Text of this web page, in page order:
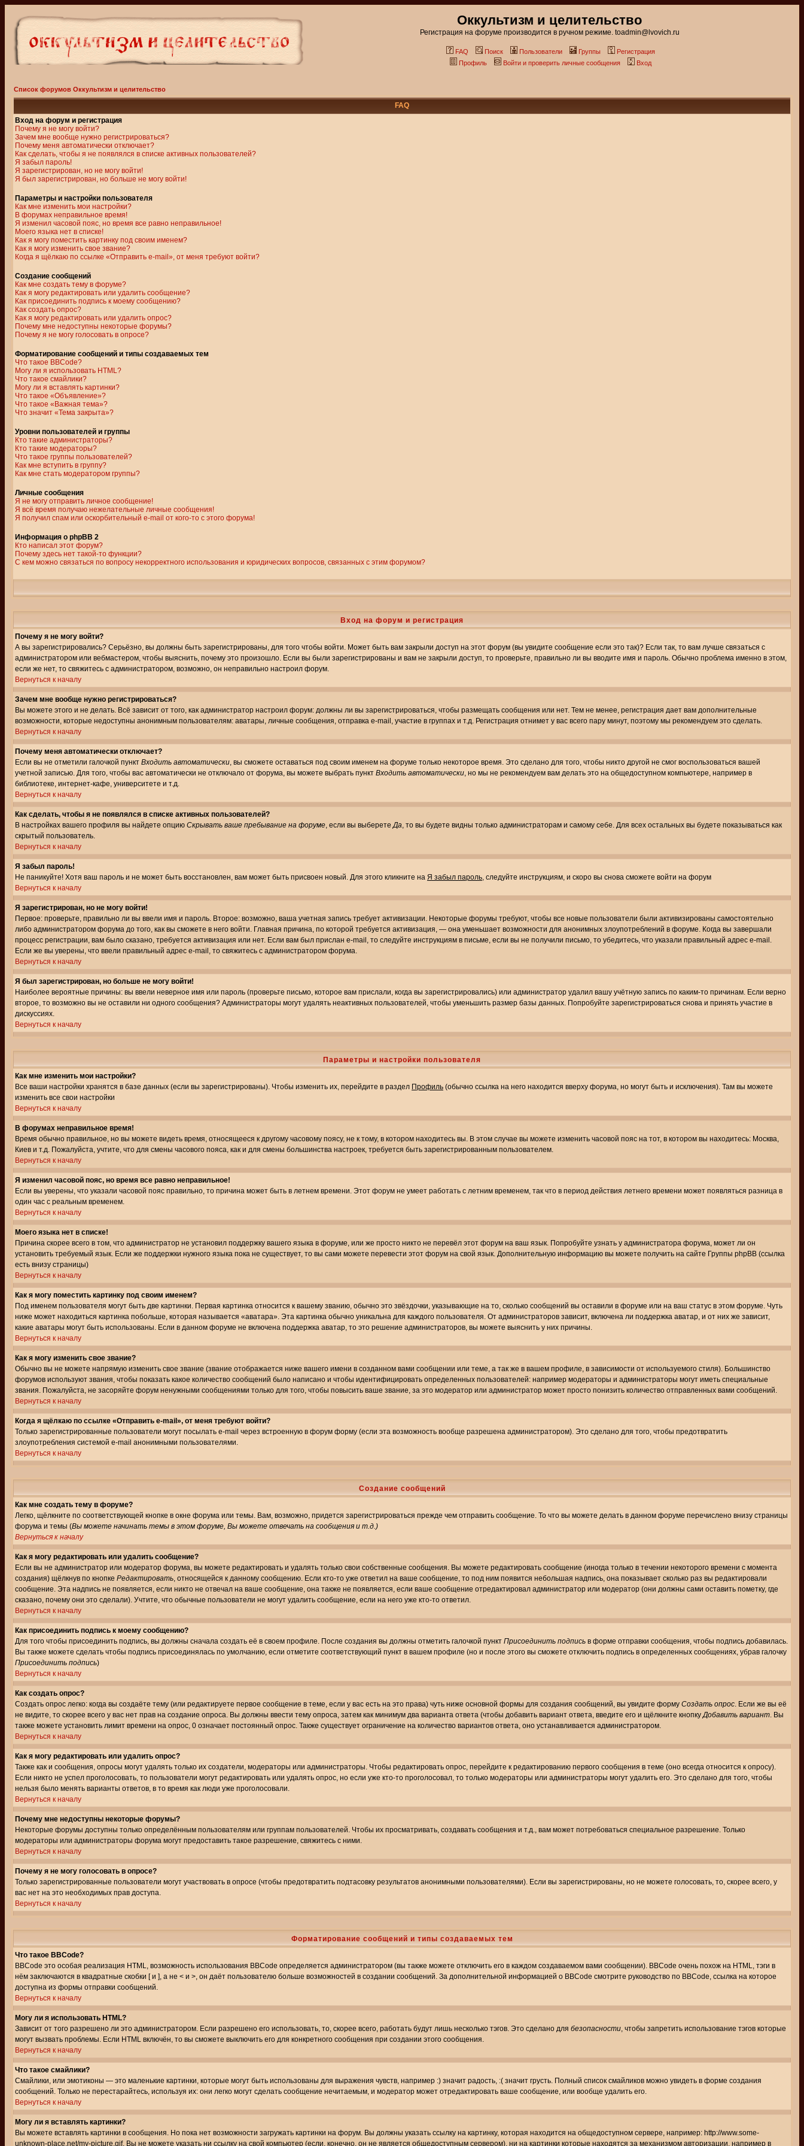
Оккультизм и целительство
Регистрация на форуме производится в ручном режиме. toadmin@lvovich.ru
FAQ Поиск Пользователи Группы
Регистрация
Профиль
Войти и проверить личные сообщения Вход
Список форумов Оккультизм и целительство
FAQ
Вход на форум и регистрация
Почему я не могу войти?
Зачем мне вообще нужно регистрироваться?
Почему меня автоматически отключает?
Как сделать, чтобы я не появлялся в списке активных пользователей?
Я забыл пароль!
Я зарегистрирован, но не могу войти!
Я был зарегистрирован, но больше не могу войти!
Параметры и настройки пользователя
Как мне изменить мои настройки?
В форумах неправильное время!
Я изменил часовой пояс, но время все равно неправильное!
Моего языка нет в списке!
Как я могу поместить картинку под своим именем?
Как я могу изменить свое звание?
Когда я щёлкаю по ссылке «Отправить e-mail», от меня требуют войти?
Создание сообщений
Как мне создать тему в форуме?
Как я могу редактировать или удалить сообщение?
Как присоединить подпись к моему сообщению?
Как создать опрос?
Как я могу редактировать или удалить опрос?
Почему мне недоступны некоторые форумы?
Почему я не могу голосовать в опросе?
Форматирование сообщений и типы создаваемых тем
Что такое BBCode?
Могу ли я использовать HTML?
Что такое смайлики?
Могу ли я вставлять картинки?
Что такое «Объявление»?
Что такое «Важная тема»?
Что значит «Тема закрыта»?
Уровни пользователей и группы
Кто такие администраторы?
Кто такие модераторы?
Что такое группы пользователей?
Как мне вступить в группу?
Как мне стать модератором группы?
Личные сообщения
Я не могу отправить личное сообщение!
Я всё время получаю нежелательные личные сообщения!
Я получил спам или оскорбительный e-mail от кого-то с этого форума!
Информация о phpBB 2
Кто написал этот форум?
Почему здесь нет такой-то функции?
С кем можно связаться по вопросу некорректного использования и юридических вопросов, связанных с этим форумом?
Вход на форум и регистрация
Почему я не могу войти?
А вы зарегистрировались? Серьёзно, вы должны быть зарегистрированы, для того чтобы войти. Может быть вам закрыли доступ на этот форум (вы увидите сообщение если это так)? Если так, то вам лучше связаться с
администратором или вебмастером, чтобы выяснить, почему это произошло. Если вы были зарегистрированы и вам не закрыли доступ, то проверьте, правильно ли вы вводите имя и пароль. Обычно проблема именно в этом,
если же нет, то свяжитесь с администратором, возможно, он неправильно настроил форум.
Вернуться к началу
Зачем мне вообще нужно регистрироваться?
Вы можете этого и не делать. Всё зависит от того, как администратор настроил форум: должны ли вы зарегистрироваться, чтобы размещать сообщения или нет. Тем не менее, регистрация дает вам дополнительные
возможности, которые недоступны анонимным пользователям: аватары, личные сообщения, отправка e-mail, участие в группах и т.д. Регистрация отнимет у вас всего пару минут, поэтому мы рекомендуем это сделать.
Вернуться к началу
Почему меня автоматически отключает?
Если вы не отметили галочкой пункт Входить автоматически, вы сможете оставаться под своим именем на форуме только некоторое время. Это сделано для того, чтобы никто другой не смог воспользоваться вашей
учетной записью. Для того, чтобы вас автоматически не отключало от форума, вы можете выбрать пункт Входить автоматически, но мы не рекомендуем вам делать это на общедоступном компьютере, например в
библиотеке, интернет-кафе, университете и т.д.
Вернуться к началу
Как сделать, чтобы я не появлялся в списке активных пользователей?
В настройках вашего профиля вы найдете опцию Скрывать ваше пребывание на форуме, если вы выберетеДа, то вы будете видны только администраторам и самому себе. Для всех остальных вы будете показываться как
скрытый пользователь.
Вернуться к началу
Я забыл пароль!
Не паникуйте! Хотя ваш пароль и не может быть восстановлен, вам может быть присвоен новый. Для этого кликните на Я забыл пароль, следуйте инструкциям, и скоро вы снова сможете войти на форум
Вернуться к началу
Я зарегистрирован, но не могу войти!
Первое: проверьте, правильно ли вы ввели имя и пароль. Второе: возможно, ваша учетная запись требует активизации. Некоторые форумы требуют, чтобы все новые пользователи были активизированы самостоятельно
либо администратором форума до того, как вы сможете в него войти. Главная причина, по которой требуется активизация, — она уменьшает возможности для анонимных злоупотреблений в форуме. Когда вы завершали
процесс регистрации, вам было сказано, требуется активизация или нет. Если вам был прислан e-mail, то следуйте инструкциям в письме, если вы не получили письмо, то убедитесь, что указали правильный адрес e-mail.
Если же вы уверены, что ввели правильный адрес e-mail, то свяжитесь с администратором форума.
Вернуться к началу
Я был зарегистрирован, но больше не могу войти!
Наиболее вероятные причины: вы ввели неверное имя или пароль (проверьте письмо, которое вам прислали, когда вы зарегистрировались) или администратор удалил вашу учётную запись по каким-то причинам. Если верно
второе, то возможно вы не оставили ни одного сообщения? Администраторы могут удалять неактивных пользователей, чтобы уменьшить размер базы данных. Попробуйте зарегистрироваться снова и принять участие в
дискуссиях.
Вернуться к началу
Параметры и настройки пользователя
Как мне изменить мои настройки?
Все ваши настройки хранятся в базе данных (если вы зарегистрированы). Чтобы изменить их, перейдите в раздел Профиль (обычно ссылка на него находится вверху форума, но могут быть и исключения). Там вы можете
изменить все свои настройки
Вернуться к началу
В форумах неправильное время!
Время обычно правильное, но вы можете видеть время, относящееся к другому часовому поясу, не к тому, в котором находитесь вы. В этом случае вы можете изменить часовой пояс на тот, в котором вы находитесь: Москва,
Киев и т.д. Пожалуйста, учтите, что для смены часового пояса, как и для смены большинства настроек, требуется быть зарегистрированным пользователем.
Вернуться к началу
Я изменил часовой пояс, но время все равно неправильное!
Если вы уверены, что указали часовой пояс правильно, то причина может быть в летнем времени. Этот форум не умеет работать с летним временем, так что в период действия летнего времени может появляться разница в
один час с реальным временем.
Вернуться к началу
Моего языка нет в списке!
Причина скорее всего в том, что администратор не установил поддержку вашего языка в форуме, или же просто никто не перевёл этот форум на ваш язык. Попробуйте узнать у администратора форума, может ли он
установить требуемый язык. Если же поддержки нужного языка пока не существует, то вы сами можете перевести этот форум на свой язык. Дополнительную информацию вы можете получить на сайте Группы phpBB (ссылка
есть внизу страницы)
Вернуться к началу
Как я могу поместить картинку под своим именем?
Под именем пользователя могут быть две картинки. Первая картинка относится к вашему званию, обычно это звёздочки, указывающие на то, сколько сообщений вы оставили в форуме или на ваш статус в этом форуме. Чуть
ниже может находиться картинка побольше, которая называется «аватара». Эта картинка обычно уникальна для каждого пользователя. От администраторов зависит, включена ли поддержка аватар, и от них же зависит,
какие аватары могут быть использованы. Если в данном форуме не включена поддержка аватар, то это решение администраторов, вы можете выяснить у них причины.
Вернуться к началу
Как я могу изменить свое звание?
Обычно вы не можете напрямую изменить свое звание (звание отображается ниже вашего имени в созданном вами сообщении или теме, а так же в вашем профиле, в зависимости от используемого стиля). Большинство
форумов используют звания, чтобы показать какое количество сообщений было написано и чтобы идентифицировать определенных пользователей: например модераторы и администраторы могут иметь специальные
звания. Пожалуйста, не засоряйте форум ненужными сообщениями только для того, чтобы повысить ваше звание, за это модератор или администратор может просто понизить количество отправленных вами сообщений.
Вернуться к началу
Когда я щёлкаю по ссылке «Отправить e-mail», от меня требуют войти?
Только зарегистрированные пользователи могут посылать e-mail через встроенную в форум форму (если эта возможность вообще разрешена администратором). Это сделано для того, чтобы предотвратить
злоупотребления системой e-mail анонимными пользователями.
Вернуться к началу
Создание сообщений
Как мне создать тему в форуме?
Легко, щёлкните по соответствующей кнопке в окне форума или темы. Вам, возможно, придется зарегистрироваться прежде чем отправить сообщение. То что вы можете делать в данном форуме перечислено внизу страницы
форума и темы (Вы можете начинать темы в этом форуме, Вы можете отвечать на сообщения и т.д.)
Вернуться к началу
Как я могу редактировать или удалить сообщение?
Если вы не администратор или модератор форума, вы можете редактировать и удалять только свои собственные сообщения. Вы можете редактировать сообщение (иногда только в течении некоторого времени с момента
создания) щёлкнув по кнопке Редактировать, относящейся к данному сообщению. Если кто-то уже ответил на ваше сообщение, то под ним появится небольшая надпись, она показывает сколько раз вы редактировали
сообщение. Эта надпись не появляется, если никто не отвечал на ваше сообщение, она также не появляется, если ваше сообщение отредактировал администратор или модератор (они должны сами оставить пометку, где
сказано, почему они это сделали). Учтите, что обычные пользователи не могут удалить сообщение, если на него уже кто-то ответил.
Вернуться к началу
Как присоединить подпись к моему сообщению?
Для того чтобы присоединить подпись, вы должны сначала создать её в своем профиле. После создания вы должны отметить галочкой пункт Присоединить подпись в форме отправки сообщения, чтобы подпись добавилась.
Вы также можете сделать чтобы подпись присоединялась по умолчанию, если отметите соответствующий пункт в вашем профиле (но и после этого вы сможете отключить подпись в определенных сообщениях, убрав галочку
Присоединить подпись)
Вернуться к началу
Как создать опрос?
Создать опрос легко: когда вы создаёте тему (или редактируете первое сообщение в теме, если у вас есть на это права) чуть ниже основной формы для создания сообщений, вы увидите форму Создать опрос. Если же вы её
не видите, то скорее всего у вас нет прав на создание опроса. Вы должны ввести тему опроса, затем как минимум два варианта ответа (чтобы добавить вариант ответа, введите его и щёлкните кнопкуДобавить вариант. Вы
также можете установить лимит времени на опрос, 0 означает постоянный опрос. Также существует ограничение на количество вариантов ответа, оно устанавливается администратором.
Вернуться к началу
Как я могу редактировать или удалить опрос?
Также как и сообщения, опросы могут удалять только их создатели, модераторы или администраторы. Чтобы редактировать опрос, перейдите к редактированию первого сообщения в теме (оно всегда относится к опросу).
Если никто не успел проголосовать, то пользователи могут редактировать или удалять опрос, но если уже кто-то проголосовал, то только модераторы или администраторы могут удалить его. Это сделано для того, чтобы
нельзя было менять варианты ответов, в то время как люди уже проголосовали.
Вернуться к началу
Почему мне недоступны некоторые форумы?
Некоторые форумы доступны только определённым пользователям или группам пользователей. Чтобы их просматривать, создавать сообщения и т.д., вам может потребоваться специальное разрешение. Только
модераторы или администраторы форума могут предоставить такое разрешение, свяжитесь с ними.
Вернуться к началу
Почему я не могу голосовать в опросе?
Только зарегистрированные пользователи могут участвовать в опросе (чтобы предотвратить подтасовку результатов анонимными пользователями). Если вы зарегистрированы, но не можете голосовать, то, скорее всего, у
вас нет на это необходимых прав доступа.
Вернуться к началу
Форматирование сообщений и типы создаваемых тем
Что такое BBCode?
BBCode это особая реализация HTML, возможность использования BBCode определяется администратором (вы также можете отключить его в каждом создаваемом вами сообщении). BBCode очень похож на HTML, тэги в
нём заключаются в квадратные скобки [ и ], а не < и >, он даёт пользователю больше возможностей в создании сообщений. За дополнительной информацией о BBCode смотрите руководство по BBCode, ссылка на которое
доступна из формы отправки сообщений.
Вернуться к началу
Могу ли я использовать HTML?
Зависит от того разрешено ли это администратором. Если разрешено его использовать, то, скорее всего, работать будут лишь несколько тэгов. Это сделано для безопасности, чтобы запретить использование тэгов которые
могут вызвать проблемы. Если HTML включён, то вы сможете выключить его для конкретного сообщения при создании этого сообщения.
Вернуться к началу
Что такое смайлики?
Смайлики, или эмотиконы — это маленькие картинки, которые могут быть использованы для выражения чувств, например :) значит радость, :( значит грусть. Полный список смайликов можно увидеть в форме создания
сообщений. Только не перестарайтесь, используя их: они легко могут сделать сообщение нечитаемым, и модератор может отредактировать ваше сообщение, или вообще удалить его.
Вернуться к началу
Могу ли я вставлять картинки?
Вы можете вставлять картинки в сообщения. Но пока нет возможности загружать картинки на форум. Вы должны указать ссылку на картинку, которая находится на общедоступном сервере, например: http://www.some-
unknown-place.net/my-picture.gif. Вы не можете указать ни ссылку на свой компьютер (если, конечно, он не является общедоступным сервером), ни на картинки которые находятся за механизмом авторизации, например в